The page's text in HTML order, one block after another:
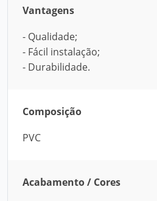
Vantagens
- Qualidade;
- Fácil instalação;
- Durabilidade.
Composição
PVC
Acabamento / Cores